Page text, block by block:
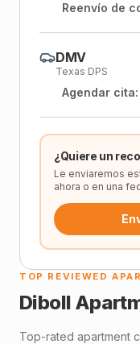
Reenvío de
DMV
Texas DPS
Agendar cita:
¿Quiere un
Le enviaremos
ahora o en una
TOP REVIEWED
Diboll
Top-rated apartment